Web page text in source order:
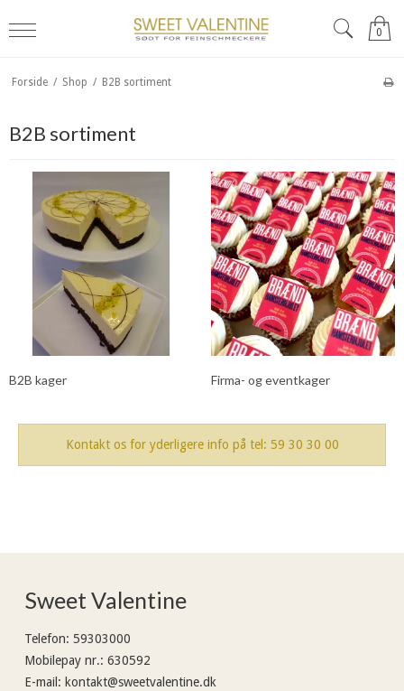
0
Forside / Shop / B2B sortiment
B2B sortiment
B2B kager Firma- og eventkager
Kontakt os for yderligere info på tel: 59 30 30 00
Sweet Valentine
Telefon: 59303000
Mobilepay nr.: 630592
E-mail : kontakt@sweetvalentine.dk